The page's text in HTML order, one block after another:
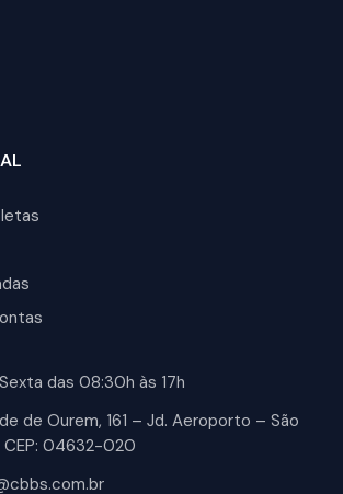
das 08:30h às 17h
de Ourem, 161 – Jd. Aeroporto – São
CEP: 04632-020